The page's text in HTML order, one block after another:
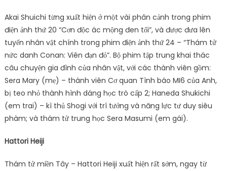
Akai Shuichi từng xuất hiện ở một vài phân cảnh trong phim
điện ảnh thứ 20 “Cơn độc ác mộng đen tối”, và được đưa lên
tuyến nhân vật chính trong phim điện ảnh thứ 24 – “Thám tử
nức danh Conan: Viên đạn đỏ”. Bộ phim tập trung khai thác
câu chuyện gia đình của nhân vật, với các thành viên gồm:
Sera Mary (mẹ) – thành viên Cơ quan Tình báo MI6 của Anh,
bị teo nhỏ thành hình dáng học trò cấp 2; Haneda Shukichi
(em trai) – kì thủ Shogi với trí tưởng và năng lực tư duy siêu
phàm; và thám tử trung học Sera Masumi (em gái).
Hattori Heiji
Thám tử miền Tây – Hattori Heiji xuất hiện rất sớm, ngay từ